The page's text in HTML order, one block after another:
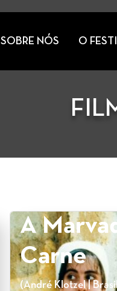
SOBRE NÓS O
A
Carne
(André Klotzel | Brasil